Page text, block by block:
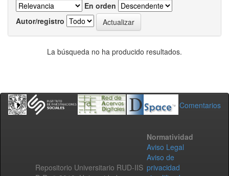
En orden
Autor/registro
La búsqueda no ha producido resultados.
Comentarios
Repositorio Universitario RUD-IIS
Normatividad
Aviso Legal
Aviso de
privacidad